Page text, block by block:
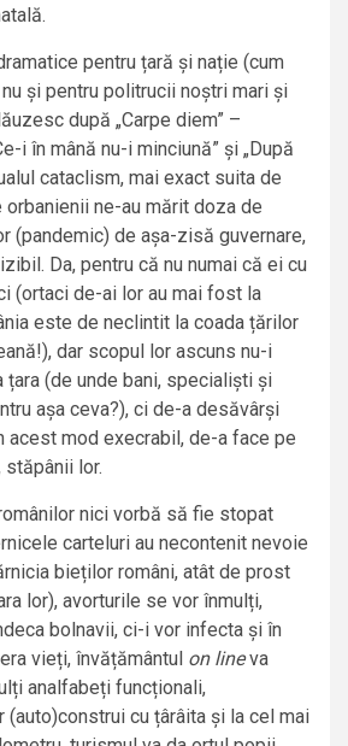
pentru țară și nație (cum
și pentru politrucii noștri mari și
după „Carpe diem” –
i în mână nu-i minciună” și „După
cataclism, mai exact suita de
ne-au mărit doza de
(pandemic) de așa-zisă guvernare,
Da, pentru că nu numai că ei cu
(ortaci de-ai lor au mai fost la
este de neclintit la coada țărilor
dar scopul lor ascuns nu-i
țara (de unde bani, specialiști și
așa ceva?), ci de-a desăvârși
acest mod execrabil, de-a face pe
lor.
nici vorbă să fie stopat
carteluri au necontenit nevoie
bieților români, atât de prost
lor), avorturile se vor înmulți,
bolnavii, ci-i vor infecta și în
vieți, învățământul on lineva
analfabeți funcționali,
cu țârâita și la cel mai